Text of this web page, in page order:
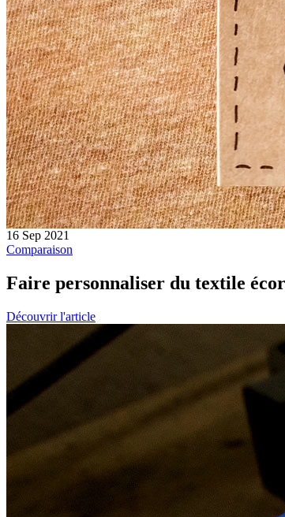
16 Sep 2021
Comparaison
Faire personnaliser du textile
Découvrir l'article